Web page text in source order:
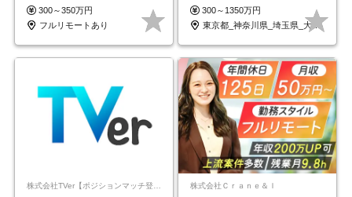
｜副業OK
300～350万円
フルリモートあり
代～30代活躍/b
300～1350万円
東京都_神奈川県_埼玉県_大阪府_愛知県…
株式会社TVer【ポジションマッチ登録】 株式会社Ｃｒａｎｅ＆Ｉ